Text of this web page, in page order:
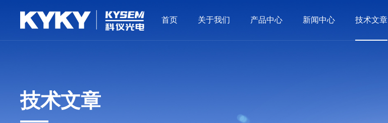
首页 关于我们 产品中心 新闻中心 技术文章
技术文章